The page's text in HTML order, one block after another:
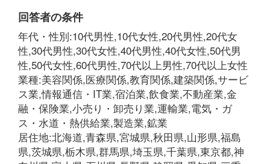
回答者の条件
年代・性別:10代男性,10代女性,20代男性,20代女
性,30代男性,30代女性,40代男性,40代女性,50代男
性,50代女性,60代男性,70代以上男性,70代以上女性
業種:美容関係,医療関係,教育関係,建築関係,サービ
ス業,情報通信・IT業,宿泊業,飲食業,不動産業,金
融・保険業,小売り・卸売り業,運輸業,電気・ガ
ス・水道・熱供給業,製造業,鉱業
居住地:北海道,青森県,宮城県,秋田県,山形県,福島
県,茨城県,栃木県,群馬県,埼玉県,千葉県,東京都,神